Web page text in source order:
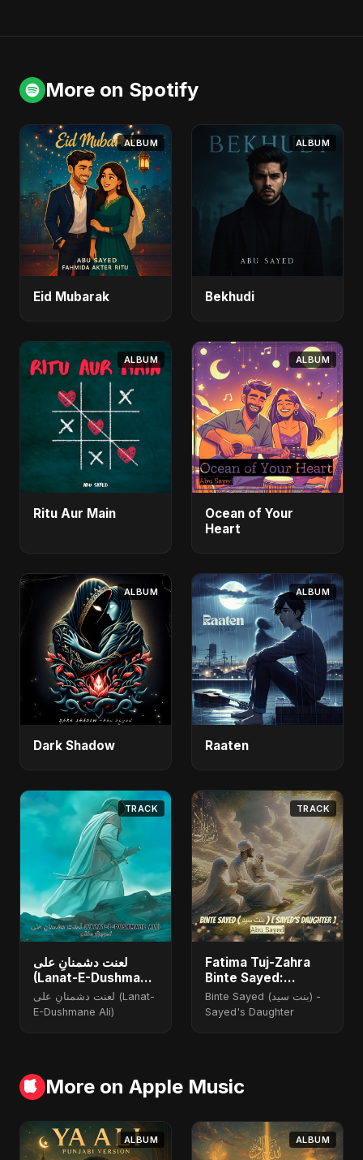
More on Spotify
ALBUM
Eid Mubarak
ALBUM
Bekhudi
ALBUM
Ritu Aur Main
ALBUM
Ocean of Your
Heart
ALBUM
Dark Shadow
ALBUM
Raaten
TRACK
لعنت دشمنانِ علی
(Lanat-E-Dushmane
Ali) - Radio Edit
لعنت دشمنانِ علی (Lanat-
E-Dushmane Ali)
TRACK
Fatima Tuj-Zahra
Binte Sayed:
Blossom of Jannah
Binte Sayed (بنت سيد) -
Sayed's Daughter
More on Apple Music
ALBUM ALBUM